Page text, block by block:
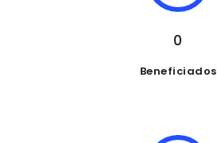
0
Beneficiados